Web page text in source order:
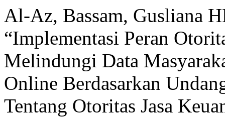
Al-Az, Bassam, Gusliana
“Implementasi Peran
Melindungi Data
Online Berdasarkan
Tentang Otoritas Jasa